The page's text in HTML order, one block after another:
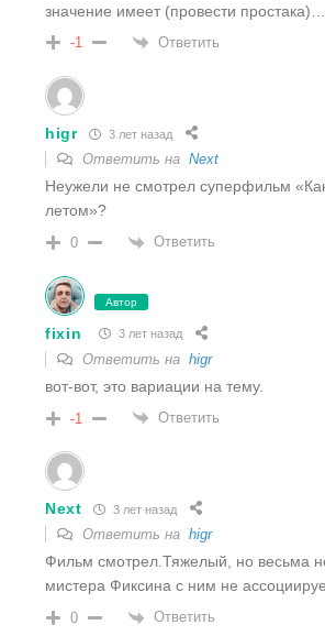
значение имеет (провести простака)…
-1 Ответить
higr 3 лет назад
Ответить на Next
Неужели не смотрел суперфильм
летом»?
0 Ответить
Автор
fixin 3 лет назад
Ответить на higr
вот-вот, это вариации на тему.
-1 Ответить
Next 3 лет назад
Ответить на higr
Фильм смотрел.Тяжелый, но весьма
мистера Фиксина с ним не
0 Ответить